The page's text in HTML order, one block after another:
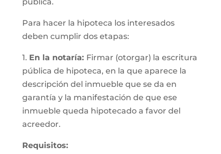
Para hacer la hipoteca los interesados
deben cumplir dos etapas:
1. En la notaría: Firmar (otorgar) la escritura
pública de hipoteca, en la que aparece la
descripción del inmueble que se da en
garantía y la manifestación de que ese
inmueble queda hipotecado a favor del
acreedor.
Requisitos: